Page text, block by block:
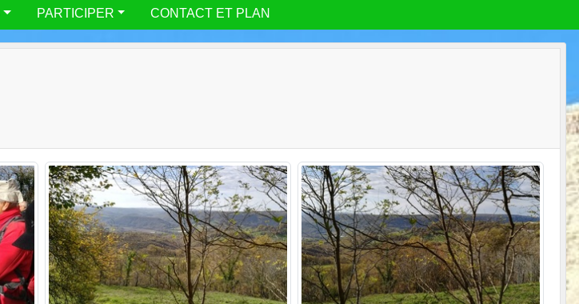
PARTICIPER CONTACT ET PLAN